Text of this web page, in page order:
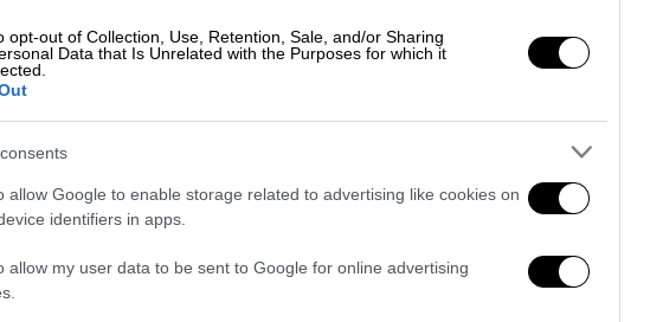
opt-out of Collection, Use, Retention, Sale, and/or Sharing
Data that Is Unrelated with the Purposes for which it
allow Google to enable storage related to advertising like cookies on
identifiers in apps.
allow my user data to be sent to Google for online advertising
Το αιλουροειδές κυκλοφορεί
Ιστορία 04.09.2023 07:55
Ο άνθρωπος με τις υπερφυσικές
Χίτλερ, φοβόταν ο Στάλιν και